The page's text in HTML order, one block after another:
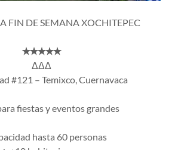
FIN DE SEMANA XOCHITEPEC
✭✭✭✭✭
ΔΔΔ
#121 – Temixco, Cuernavaca
fiestas y eventos grandes
hasta 60 personas